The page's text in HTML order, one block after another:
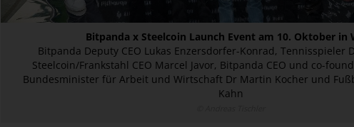
Bitpanda x Steelcoin Launch Event am 10. Oktober in
Bitpanda Deputy CEO Lukas Enzersdorfer-Konrad, Tennisspieler
Steelcoin/Frankstahl CEO Marcel Javor, Bitpanda CEO und co-
Bundesminister für Arbeit und Wirtschaft Dr Martin Kocher und
Kahn